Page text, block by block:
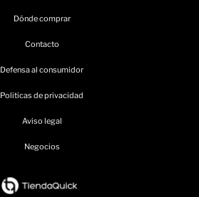
Dónde comprar
Contacto
Defensa al consumidor
Politicas de privacidad
Aviso legal
Negocios